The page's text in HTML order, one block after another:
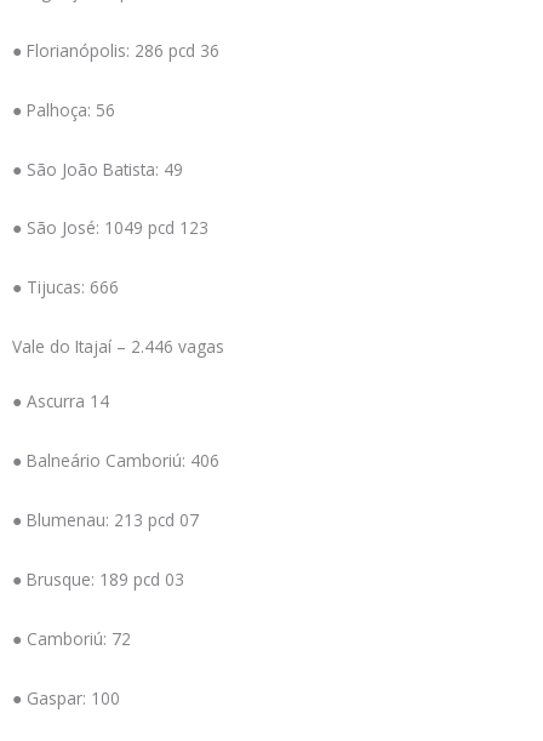
● Florianópolis: 286 pcd 36
● Palhoça: 56
● São João Batista: 49
● São José: 1049 pcd 123
● Tijucas: 666
Vale do Itajaí – 2.446 vagas
● Ascurra 14
● Balneário Camboriú: 406
● Blumenau: 213 pcd 07
● Brusque: 189 pcd 03
● Camboriú: 72
● Gaspar: 100